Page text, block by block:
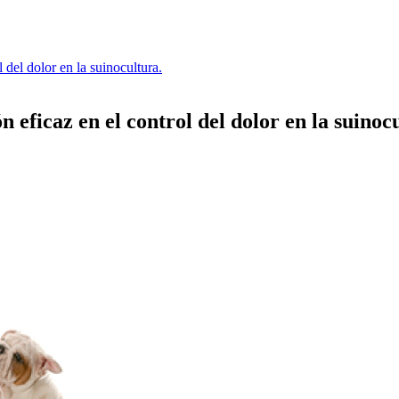
dolor en la suinocultura.
eficaz en el control del dolor en la